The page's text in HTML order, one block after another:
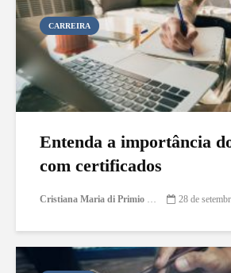
CARREIRA
Entenda a importância
com certificados
Cristiana Maria di Primio Gonçalves 28 de